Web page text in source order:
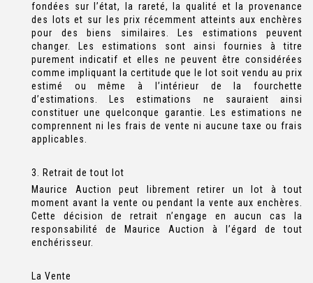
fondées sur l’état, la rareté, la qualité et la provenance
des lots et sur les prix récemment atteints aux enchères
pour des biens similaires. Les estimations peuvent
changer. Les estimations sont ainsi fournies à titre
purement indicatif et elles ne peuvent être considérées
comme impliquant la certitude que le lot soit vendu au prix
estimé ou même à l’intérieur de la fourchette
d’estimations. Les estimations ne sauraient ainsi
constituer une quelconque garantie. Les estimations ne
comprennent ni les frais de vente ni aucune taxe ou frais
applicables.
3. Retrait de tout lot
Maurice Auction peut librement retirer un lot à tout
moment avant la vente ou pendant la vente aux enchères.
Cette décision de retrait n’engage en aucun cas la
responsabilité de Maurice Auction à l’égard de tout
enchérisseur.
La Vente